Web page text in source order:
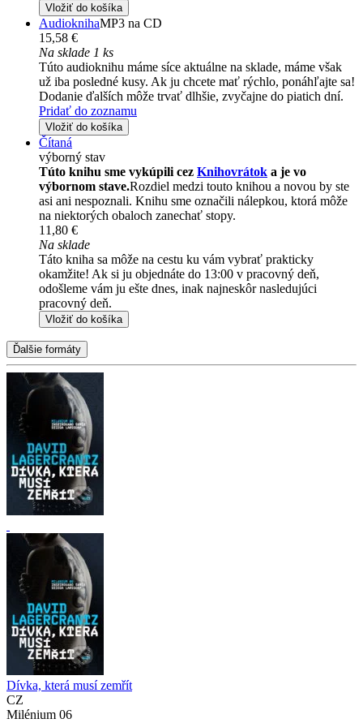
Vložiť do košíka
AudioknihaMP3 na CD
15,58 €
Na sklade 1 ks
Túto audioknihu máme síce aktuálne na sklade, máme však
už iba posledné kusy. Ak ju chcete mať rýchlo, ponáhľajte sa!
Dodanie ďalších môže trvať dlhšie, zvyčajne do piatich dní.
Pridať do zoznamu
Vložiť do košíka
Čítaná
výborný stav
Túto knihu sme vykúpili cez Knihovrátok a je vo
výbornom stave.Rozdiel medzi touto knihou a novou by ste
asi ani nespoznali. Knihu sme označili nálepkou, ktorá môže
na niektorých obaloch zanechať stopy.
11,80 €
Na sklade
Táto kniha sa môže na cestu ku vám vybrať prakticky
okamžite! Ak si ju objednáte do 13:00 v pracovný deň,
odošleme vám ju ešte dnes, inak najneskôr nasledujúci
pracovný deň.
Vložiť do košíka
Ďalšie formáty
Dívka, která musí zemřít
CZ
Milénium 06